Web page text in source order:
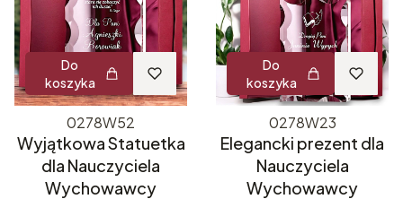
Do
koszyka
0278W52
Wyjątkowa Statuetka
dla Nauczyciela
Wychowawcy
Do
koszyka
0278W23
Elegancki prezent dla
Nauczyciela
Wychowawcy